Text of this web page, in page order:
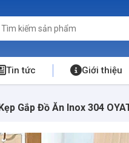
Tin tức Giới thiệu
Gắp Đồ Ăn Inox 304